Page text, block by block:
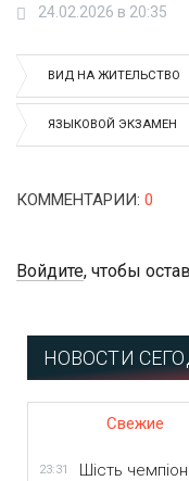
24.02.2026 в 20:35
ВИД НА ЖИТЕЛЬСТВО
ЯЗЫКОВОЙ ЭКЗАМЕН
КОММЕНТАРИИ: 0
Войдите, чтобы
НОВОСТИ
Свежие
23:31
Шість